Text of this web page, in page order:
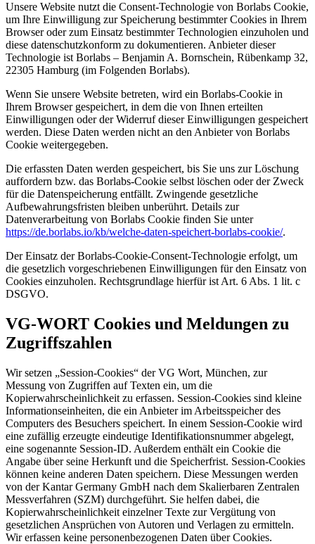
Unsere Website nutzt die Consent-Technologie von Borlabs Cookie,
um Ihre Einwilligung zur Speicherung bestimmter Cookies in Ihrem
Browser oder zum Einsatz bestimmter Technologien einzuholen und
diese datenschutzkonform zu dokumentieren. Anbieter dieser
Technologie ist Borlabs – Benjamin A. Bornschein, Rübenkamp 32,
22305 Hamburg (im Folgenden Borlabs).
Wenn Sie unsere Website betreten, wird ein Borlabs-Cookie in
Ihrem Browser gespeichert, in dem die von Ihnen erteilten
Einwilligungen oder der Widerruf dieser Einwilligungen gespeichert
werden. Diese Daten werden nicht an den Anbieter von Borlabs
Cookie weitergegeben.
Die erfassten Daten werden gespeichert, bis Sie uns zur Löschung
auffordern bzw. das Borlabs-Cookie selbst löschen oder der Zweck
für die Datenspeicherung entfällt. Zwingende gesetzliche
Aufbewahrungsfristen bleiben unberührt. Details zur
Datenverarbeitung von Borlabs Cookie finden Sie unter
https://de.borlabs.io/kb/welche-daten-speichert-borlabs-cookie/.
Der Einsatz der Borlabs-Cookie-Consent-Technologie erfolgt, um
die gesetzlich vorgeschriebenen Einwilligungen für den Einsatz von
Cookies einzuholen. Rechtsgrundlage hierfür ist Art. 6 Abs. 1 lit. c
DSGVO.
VG-WORT Cookies und Meldungen zu
Zugriffszahlen
Wir setzen „Session-Cookies“ der VG Wort, München, zur
Messung von Zugriffen auf Texten ein, um die
Kopierwahrscheinlichkeit zu erfassen. Session-Cookies sind kleine
Informationseinheiten, die ein Anbieter im Arbeitsspeicher des
Computers des Besuchers speichert. In einem Session-Cookie wird
eine zufällig erzeugte eindeutige Identifikationsnummer abgelegt,
eine sogenannte Session-ID. Außerdem enthält ein Cookie die
Angabe über seine Herkunft und die Speicherfrist. Session-Cookies
können keine anderen Daten speichern. Diese Messungen werden
von der Kantar Germany GmbH nach dem Skalierbaren Zentralen
Messverfahren (SZM) durchgeführt. Sie helfen dabei, die
Kopierwahrscheinlichkeit einzelner Texte zur Vergütung von
gesetzlichen Ansprüchen von Autoren und Verlagen zu ermitteln.
Wir erfassen keine personenbezogenen Daten über Cookies.